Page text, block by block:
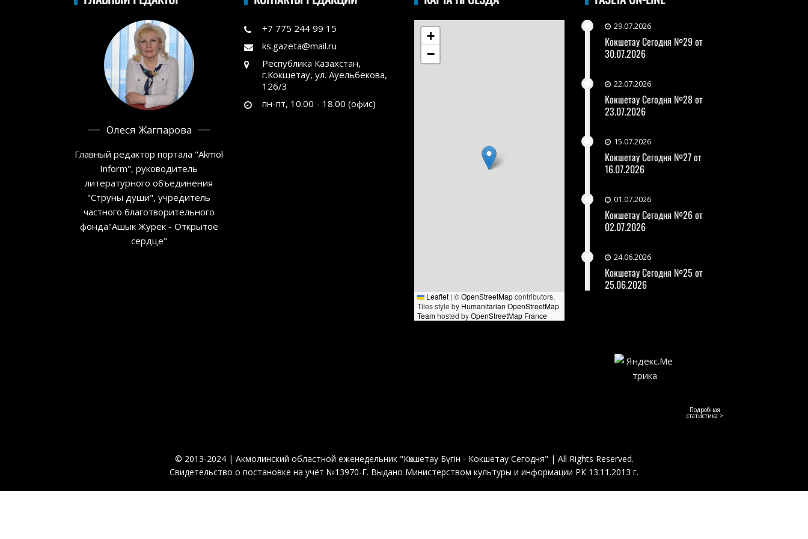
Олеся Жагпарова
Главный редактор портала "Akmol
Inform", руководитель
литературного объединения
"Струны души", учредитель
частного благотворительного
фонда"Ашык Журек - Открытое
сердце"
+7 775 244 99 15
ks.gazeta@mail.ru
Республика Казахстан,
г.Кокшетау, ул. Ауельбекова,
126/3
пн-пт, 10.00 - 18.00 (офис)
+
−
Leaflet | ©OpenStreetMapcontributors,
Tiles style by Humanitarian OpenStreetMap
Teamhosted byOpenStreetMap France
29.07.2026
Кокшетау Сегодня №29 от
30.07.2026
22.07.2026
Кокшетау Сегодня №28 от
23.07.2026
15.07.2026
Кокшетау Сегодня №27 от
16.07.2026
01.07.2026
Кокшетау Сегодня №26 от
02.07.2026
24.06.2026
Кокшетау Сегодня №25 от
25.06.2026
Подробная
статистика >
© 2013-2024 | Акмолинский областной еженедельник "Көкшетау Бүгін - Кокшетау Сегодня" | All Rights Reserved.
Свидетельство о постановке на учёт №13970-Г. Выдано Министерством культуры и информации РК 13.11.2013 г.